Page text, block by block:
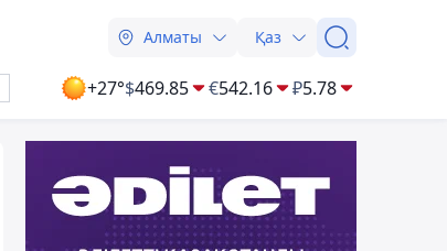
Алматы Қаз
+27°$469.85 €542.16 ₽5.78